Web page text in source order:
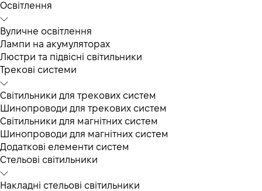
Освітлення
Вуличне освітлення
Лампи на акумуляторах
Люстри та підвісні світильники
Трекові системи
Світильники для трекових систем
Шинопроводи для трекових систем
Світильники для магнітних систем
Шинопроводи для магнітних систем
Додаткові елементи систем
Cтельові світильники
Накладні стельові світильники